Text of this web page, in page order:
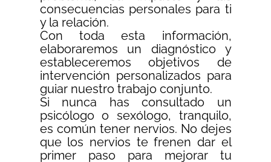
consecuencias personales para ti
y la relación.
Con toda esta información,
elaboraremos un diagnóstico y
estableceremos objetivos de
intervención personalizados para
guiar nuestro trabajo conjunto.
Si nunca has consultado un
psicólogo o sexólogo, tranquilo,
es común tener nervios. No dejes
que los nervios te frenen dar el
primer paso para mejorar tu